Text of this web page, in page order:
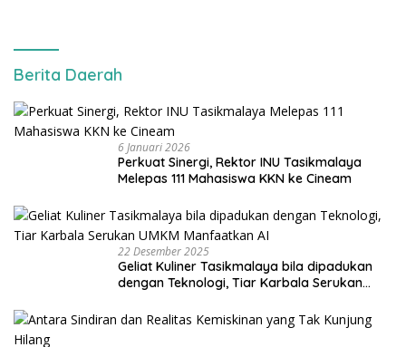
Berita Daerah
6 Januari 2026
Perkuat Sinergi, Rektor INU Tasikmalaya
Melepas 111 Mahasiswa KKN ke Cineam
22 Desember 2025
Geliat Kuliner Tasikmalaya bila dipadukan
dengan Teknologi, Tiar Karbala Serukan